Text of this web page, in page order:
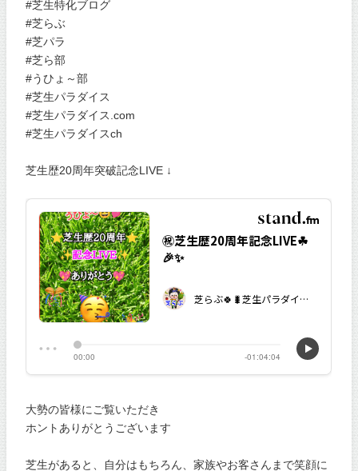
#芝生特化ブログ
#芝らぶ
#芝パラ
#芝ら部
#うひょ～部
#芝生パラダイス
#芝生パラダイス.com
#芝生パラダイスch
芝生歴20周年突破記念LIVE ↓
大勢の皆様にご覧いただき
ホントありがとうございます
芝生があると、自分はもちろん、家族やお客さんまで笑顔に